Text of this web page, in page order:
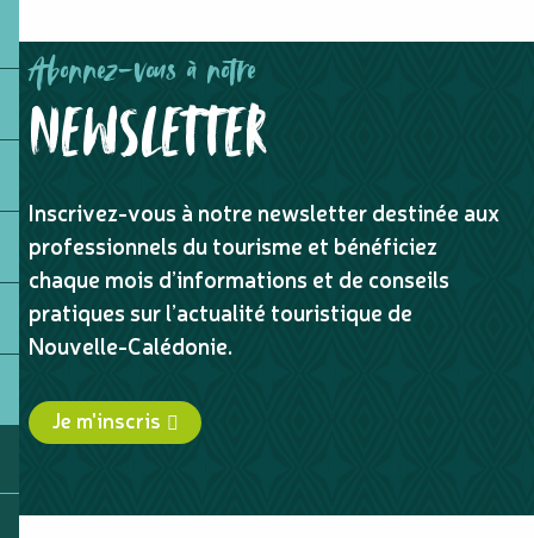
Abonnez-vous à notre
NEWSLETTER
Inscrivez-vous à notre newsletter destinée aux
professionnels du tourisme et bénéficiez
chaque mois d’informations et de conseils
pratiques sur l’actualité touristique de
Nouvelle-Calédonie.
Je m'inscris